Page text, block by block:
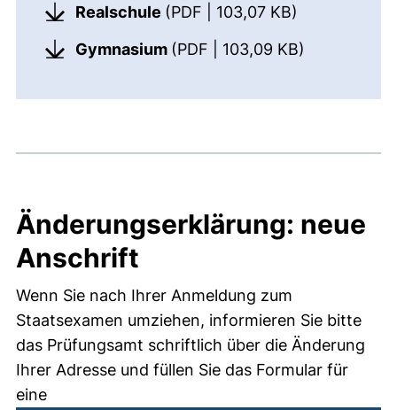
Realschule (PDF | 103,07 KB)
Gymnasium (PDF | 103,09 KB)
Änderungserklärung: neue
Anschrift
Wenn Sie nach Ihrer Anmeldung zum
Staatsexamen umziehen, informieren Sie bitte
das Prüfungsamt schriftlich über die Änderung
Ihrer Adresse und füllen Sie das Formular für
eine